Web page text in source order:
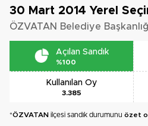
30 Mart 2014 Yerel
ÖZVATAN Belediye
Açılan Sandık
%100
Kullanılan Oy
3.385
*ÖZVATAN ilçesi sandık durumunu özet